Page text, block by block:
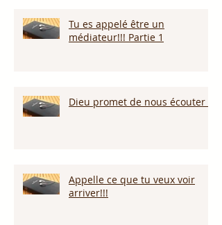
Tu es appelé être un
médiateur!!! Partie 1
Dieu promet de nous écouter !
Appelle ce que tu veux voir
arriver!!!